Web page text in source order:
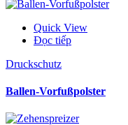
Quick View
Đọc tiếp
Druckschutz
Ballen-Vorfußpolster